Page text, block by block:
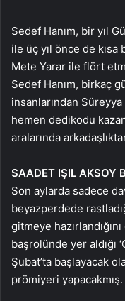
Sedef Hanım, bir yıl
ile üç yıl önce de kısa
Mete Yarar ile flört
Sedef Hanım, birkaç
insanlarından
hemen dedikodu
aralarında
SAADET IŞIL AKSOY
Son aylarda sadece
beyazperdede
gitmeye
başrolünde yer aldığı
Şubat’ta başlayacak
prömiyeri yapacakmış.